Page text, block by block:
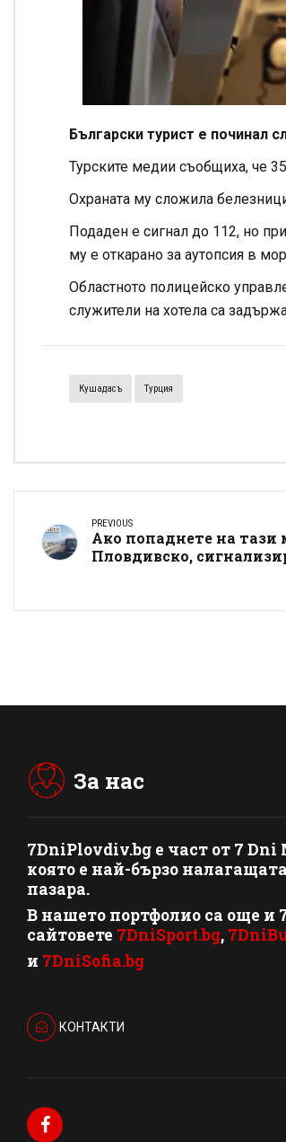
Български турист е починал
Турските медии съобщиха, че
Охраната му сложила
Подаден е сигнал до 112, но
му е откарано за аутопсия в
Областното полицейско
служители на хотела са
Кушадасъ Турция
PREVIOUS
Ако попаднете на тази
Пловдивско,
За нас
7DniPlovdiv.bg e част от 7 Dni
която е най-бързо
пазара.
В нашето портфолио са още и
сайтовете 7DniSport.bg,
и 7DniSofia.bg
КОНТАКТИ